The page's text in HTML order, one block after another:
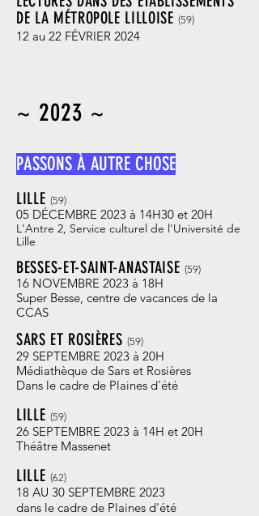
DE LA MÉTROPOLE LILLOISE(59)
12 au 22 FÉVRIER 2024
~ 2023 ~
PASSONS À AUTRE CHOSE
LILLE(59)
05 DÉCEMBRE 2023 à 14H30 et 20H
L'Antre 2, Service culturel de l'Université de
Lille
BESSES-ET-SAINT-ANASTAISE(59)
16 NOVEMBRE 2023 à 18H
Super Besse, centre de vacances de la
CCAS
SARS ET ROSIÈRES(59)
29 SEPTEMBRE 2023 à 20H
Médiathèque de Sars et Rosières
Dans le cadre de Plaines d'été
LILLE (59)
26 SEPTEMBRE 2023 à 14H et 20H
Théâtre Massenet
LILLE (62)
18 AU 30 SEPTEMBRE 2023
dans le cadre de Plaines d'été